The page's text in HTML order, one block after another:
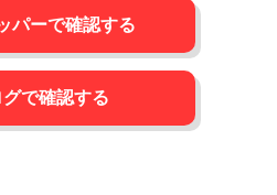
パーで確認する
で確認する